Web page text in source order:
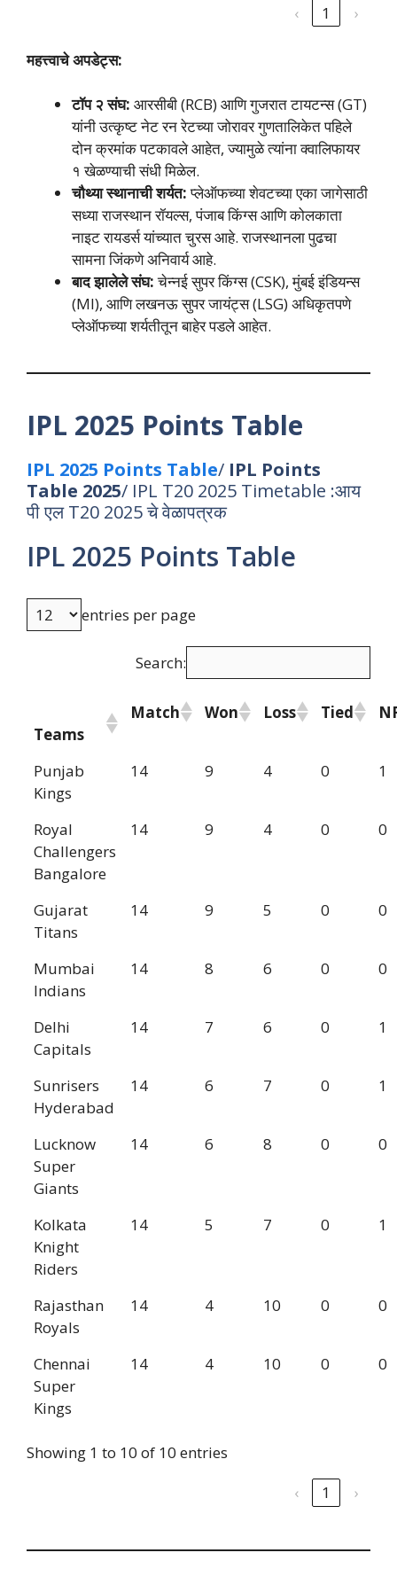
‹ 1 ›
महत्त्वाचे अपडेट्स:
टॉप २ संघ: आरसीबी (RCB) आणि गुजरात टायटन्स (GT)
यांनी उत्कृष्ट नेट रन रेटच्या जोरावर गुणतालिकेत पहिले
दोन क्रमांक पटकावले आहेत, ज्यामुळे त्यांना क्वालिफायर
१ खेळण्याची संधी मिळेल.
चौथ्या स्थानाची शर्यत:प्लेऑफच्या शेवटच्या एका जागेसाठी
सध्या राजस्थान रॉयल्स, पंजाब किंग्स आणि कोलकाता
नाइट रायडर्स यांच्यात चुरस आहे. राजस्थानला पुढचा
सामना जिंकणे अनिवार्य आहे.
बाद झालेले संघ:चेन्नई सुपर किंग्स (CSK), मुंबई इंडियन्स
(MI), आणि लखनऊ सुपर जायंट्स (LSG) अधिकृतपणे
प्लेऑफच्या शर्यतीतून बाहेर पडले आहेत.
IPL 2025 Points Table
IPL 2025 Points Table/ IPL Points
Table 2025/ IPL T20 2025 Timetable :आय
पी एल T20 2025 चे वेळापत्रक
IPL 2025 Points Table
entries per page
Search:
Teams
Match Won Loss Tied
Punjab
Kings
14 9 4 0 1
Royal
Challengers
Bangalore
14 9 4 0 0
Gujarat
Titans
14 9 5 0 0
Mumbai
Indians
14 8 6 0 0
Delhi
Capitals
14 7 6 0 1
Sunrisers
Hyderabad
14 6 7 0 1
Lucknow
Super
Giants
14 6 8 0 0
Kolkata
Knight
Riders
14 5 7 0 1
Rajasthan
Royals
14 4 10 0 0
Chennai
Super
Kings
14 4 10 0 0
Showing 1 to 10 of 10 entries
‹
1 ›